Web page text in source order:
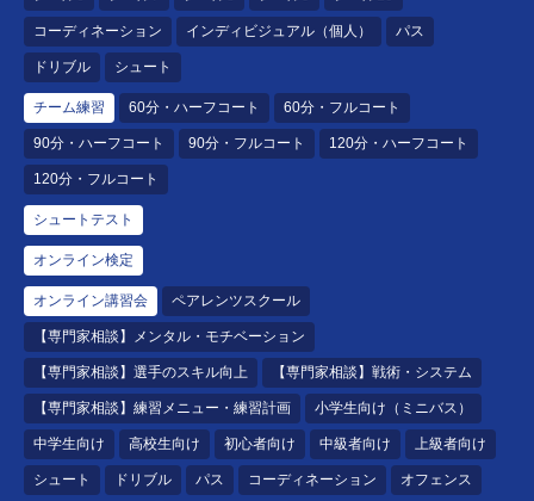
コーディネーション インディビジュアル（個人） パス
ドリブル シュート
チーム練習 60分・ハーフコート 60分・フルコート
90分・ハーフコート 90分・フルコート 120分・ハーフコート
120分・フルコート
シュートテスト
オンライン検定
オンライン講習会 ペアレンツスクール
【専門家相談】メンタル・モチベーション
【専門家相談】選手のスキル向上 【専門家相談】戦術・システム
【専門家相談】練習メニュー・練習計画 小学生向け（ミニバス）
中学生向け 高校生向け 初心者向け 中級者向け 上級者向け
シュート ドリブル パス コーディネーション オフェンス